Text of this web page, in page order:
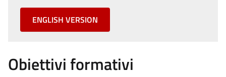
ENGLISH VERSION
Obiettivi formativi